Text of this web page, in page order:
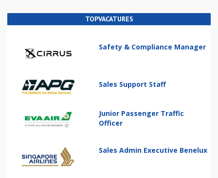
TOPVACATURES
Safety & Compliance Manager
Sales Support Staff
Junior Passenger Traffic
Officer
Sales Admin Executive Benelux